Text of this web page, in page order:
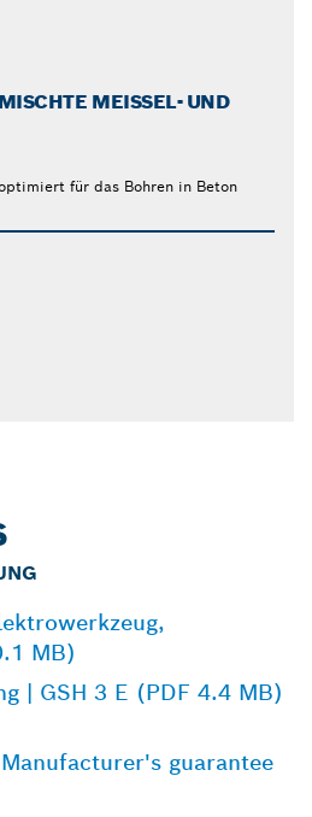
MEISSEL- UND B
für das Bohren in Beton
MB)
| GSH 3 E (PDF 4.4 MB)
guarantee